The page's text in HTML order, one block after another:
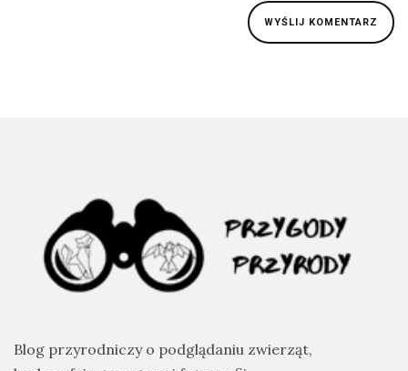
Blog przyrodniczy o podglądaniu zwierząt,